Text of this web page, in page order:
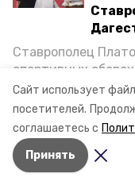
Сайт использует
посетителей.
соглашаетесь с
Принять
Ставрополец
спортивных
Каспийском море
возвращении
пригласили в
наградили.
с юным героем.
рублей
Невинномысске
Глава города
сообщил, что для
миллионов рублей.
вещи, медикаменты
25 октября 2022, 12:42